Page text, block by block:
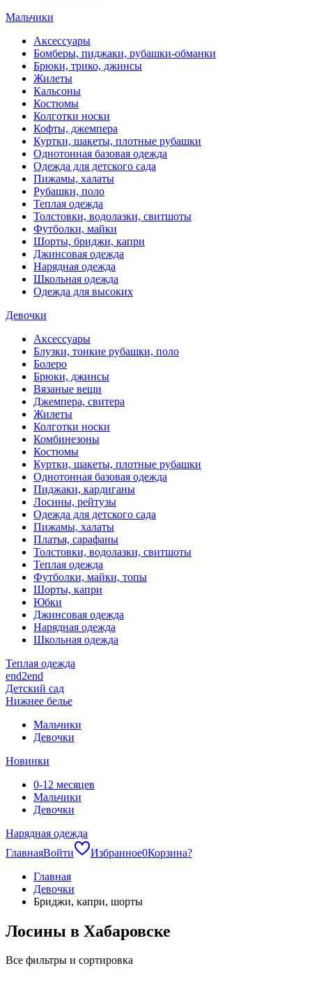
Мальчики
Аксессуары
Бомберы, пиджаки, рубашки-обманки
Брюки, трико, джинсы
Жилеты
Кальсоны
Костюмы
Колготки носки
Кофты, джемпера
Куртки, шакеты, плотные рубашки
Однотонная базовая одежда
Одежда для детского сада
Пижамы, халаты
Рубашки, поло
Теплая одежда
Толстовки, водолазки, свитшоты
Футболки, майки
Шорты, бриджи, капри
Джинсовая одежда
Нарядная одежда
Школьная одежда
Одежда для высоких
Девочки
Аксессуары
Блузки, тонкие рубашки, поло
Болеро
Брюки, джинсы
Вязаные вещи
Джемпера, свитера
Жилеты
Колготки носки
Комбинезоны
Костюмы
Куртки, шакеты, плотные рубашки
Однотонная базовая одежда
Пиджаки, кардиганы
Лосины, рейтузы
Одежда для детского сада
Пижамы, халаты
Платья, сарафаны
Толстовки, водолазки, свитшоты
Теплая одежда
Футболки, майки, топы
Шорты, капри
Юбки
Джинсовая одежда
Нарядная одежда
Школьная одежда
Теплая одежда
end2end
Детский сад
Нижнее белье
Мальчики
Девочки
Новинки
0-12 месяцев
Мальчики
Девочки
Нарядная одежда
ГлавнаяВойти Избранное0Корзина?
Главная
Девочки
Бриджи, капри, шорты
Лосины в Хабаровске
Все фильтры и сортировка